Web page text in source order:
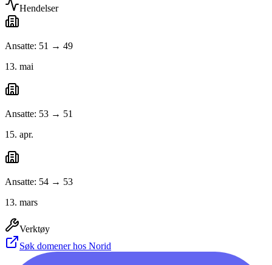
Hendelser
Ansatte: 51 → 49
13. mai
Ansatte: 53 → 51
15. apr.
Ansatte: 54 → 53
13. mars
Verktøy
Søk domener hos Norid